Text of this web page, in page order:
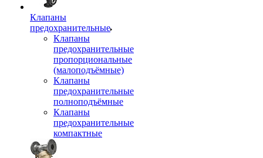
Клапаны
предохранительные
Клапаны
предохранительные
пропорциональные
(малоподъёмные)
Клапаны
предохранительные
полноподъёмные
Клапаны
предохранительные
компактные